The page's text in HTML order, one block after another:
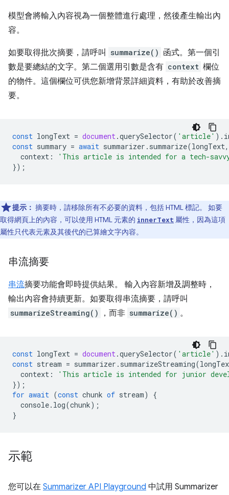
模型會將輸入內容視為一個整體進行處理，然後產生輸出內
容。
如要取得批次摘要，請呼叫 summarize() 函式。第一個引
數是要總結的文字。第二個選用引數是含有 context 欄位
的物件。這個欄位可供您新增背景詳細資料，有助於改善摘
要。
const longText = document.querySelector( 'article' ).
const summary = await summarizer . summarize(longText,
context :
'This article is intended for a tech-
});
提示： 摘要時，請移除所有不必要的資料，包括 HTML 標記。 如要
取得網頁上的內容，可以使用 HTML 元素的 innerText 屬性，因為這項
屬性只代表元素及其後代的已算繪文字內容。
串流摘要
串流摘要功能會即時提供結果。 輸入內容新增及調整時，
輸出內容會持續更新。如要取得串流摘要，請呼叫
summarizeStreaming() ，而非 summarize() 。
const longText = document.querySelector( 'article' ).
const stream = summarizer . summarizeStreaming(
context :
'This article is intended for junior
});
for await (const chunk of stream)
{
console. log(chunk);
}
示範
您可以在 Summarizer API Playground 中試用 Summarizer